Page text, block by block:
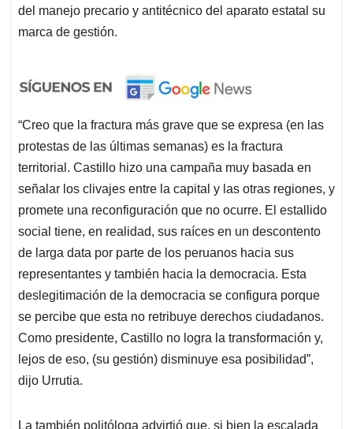
del manejo precario y antitécnico del aparato estatal su
marca de gestión.
“Creo que la fractura más grave que se expresa (en las
protestas de las últimas semanas) es la fractura
territorial. Castillo hizo una campaña muy basada en
señalar los clivajes entre la capital y las otras regiones, y
promete una reconfiguración que no ocurre. El estallido
social tiene, en realidad, sus raíces en un descontento
de larga data por parte de los peruanos hacia sus
representantes y también hacia la democracia. Esta
deslegitimación de la democracia se configura porque
se percibe que esta no retribuye derechos ciudadanos.
Como presidente, Castillo no logra la transformación y,
lejos de eso, (su gestión) disminuye esa posibilidad”,
dijo Urrutia.
La también politóloga advirtió que, si bien la escalada